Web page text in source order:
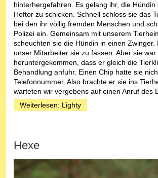
hinterhergefahren. Es gelang ihr, die
Hoftor zu schicken. Schnell schloss sie das
bei den ihr völlig fremden Menschen und
Polizei ein. Gemeinsam mit unserem
scheuchten sie die Hündin in einen Zwinger.
unser Mitarbeiter sie zu fassen. Aber sie war
heruntergekommen, dass er gleich die
Behandlung anfuhr. Einen Chip hatte sie
Telefonnummer. Also brachte er sie ins
warteten wir vergebens auf einen Anruf des
Weiterlesen: Lighty
Hexe